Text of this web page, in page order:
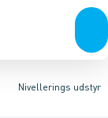
Bits & toppe Bor
Nivellerings udstyr
Landmåler stokke